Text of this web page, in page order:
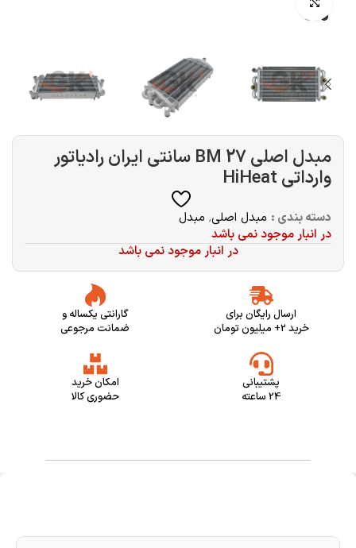
مبدل اصلی BM 27 سانتی ایران رادیاتور
وارداتی HiHeat
دسته بندی : مبدل اصلی, مبدل
در انبار موجود نمی باشد
در انبار موجود نمی باشد
ارسال رایگان برای
خرید 2+ میلیون تومان
گارانتی یکساله و
ضمانت مرجوعی
پشتیبانی
24 ساعته
امکان خرید
حضوری کالا